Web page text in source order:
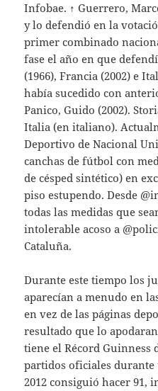
Infobae. ↑ Guerrero,
y lo defendió en la
primer combinado
fase el año en que
(1966), Francia (2002) e
había sucedido con
Panico, Guido (2002).
Italia (en italiano).
Deportivo de Nacional
canchas de fútbol con
de césped sintético) en
piso estupendo. Desde
todas las medidas que
intolerable acoso a
Cataluña.
Durante este tiempo los
aparecían a menudo en
en vez de las páginas
resultado que lo
tiene el Récord Guinness
partidos oficiales
2012 consiguió hacer 91,